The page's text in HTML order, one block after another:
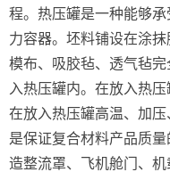
程。热压罐是一种能够
力容器。坯料铺设在涂
模布、吸胶毡、透气毡
入热压罐内。在放入热
在放入热压罐高温、加
是保证复合材料产品质
造整流罩、飞机舱门、